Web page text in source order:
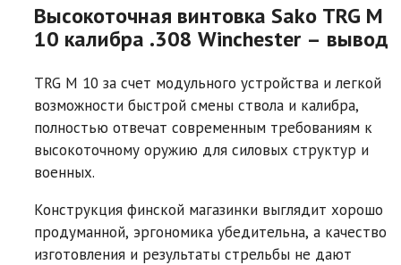
Высокоточная винтовка Sako TRG M
10 калибра .308 Winchester – вывод
TRG M 10 за счет модульного устройства и легкой
возможности быстрой смены ствола и калибра,
полностью отвечат современным требованиям к
высокоточному оружию для силовых структур и
военных.
Конструкция финской магазинки выглядит хорошо
продуманной, эргономика убедительна, а качество
изготовления и результаты стрельбы не дают